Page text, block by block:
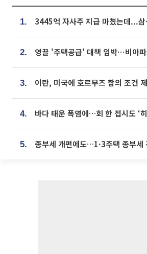
1.
2.
3.
4. 바다 태운 폭염에…회 한 접시도 ‘
5.